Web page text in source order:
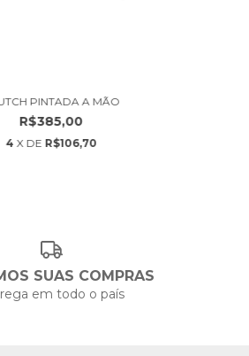
PINTADA A MÃO
R$385,00
4 X DE R$106,70
SUAS COMPRAS
em todo o país